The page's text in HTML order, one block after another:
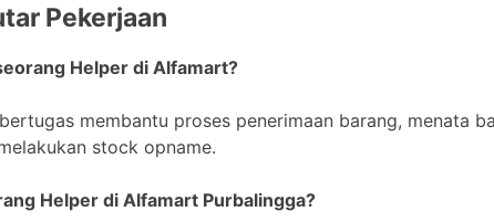
Pekerjaan
Helper di Alfamart?
membantu proses penerimaan barang, menata
stock opname.
Helper di Alfamart Purbalingga?